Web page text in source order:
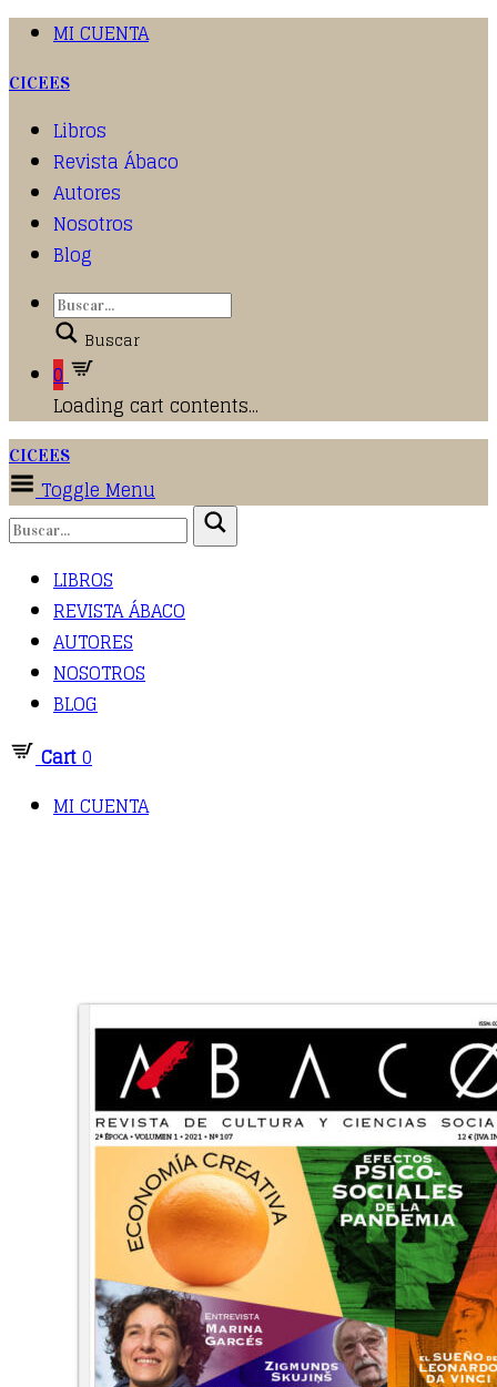
MI CUENTA
CICEES
Libros
Revista Ábaco
Autores
Nosotros
Blog
Buscar
0
Loading cart contents...
CICEES
Toggle Menu
LIBROS
REVISTA ÁBACO
AUTORES
NOSOTROS
BLOG
Cart0
MI CUENTA